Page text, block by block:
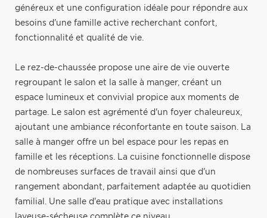
généreux et une configuration idéale pour répondre aux
besoins d'une famille active recherchant confort,
fonctionnalité et qualité de vie.
Le rez-de-chaussée propose une aire de vie ouverte
regroupant le salon et la salle à manger, créant un
espace lumineux et convivial propice aux moments de
partage. Le salon est agrémenté d'un foyer chaleureux,
ajoutant une ambiance réconfortante en toute saison. La
salle à manger offre un bel espace pour les repas en
famille et les réceptions. La cuisine fonctionnelle dispose
de nombreuses surfaces de travail ainsi que d'un
rangement abondant, parfaitement adaptée au quotidien
familial. Une salle d'eau pratique avec installations